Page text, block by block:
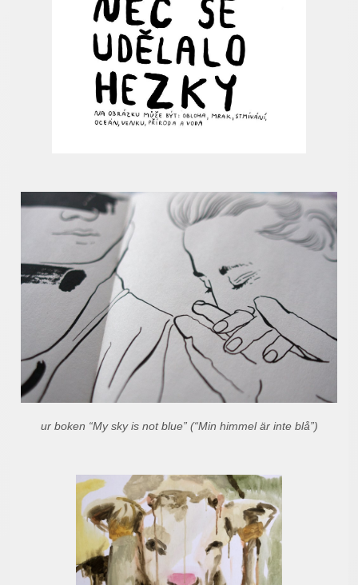
ur boken “My sky is not blue” (“Min himmel är inte blå”)